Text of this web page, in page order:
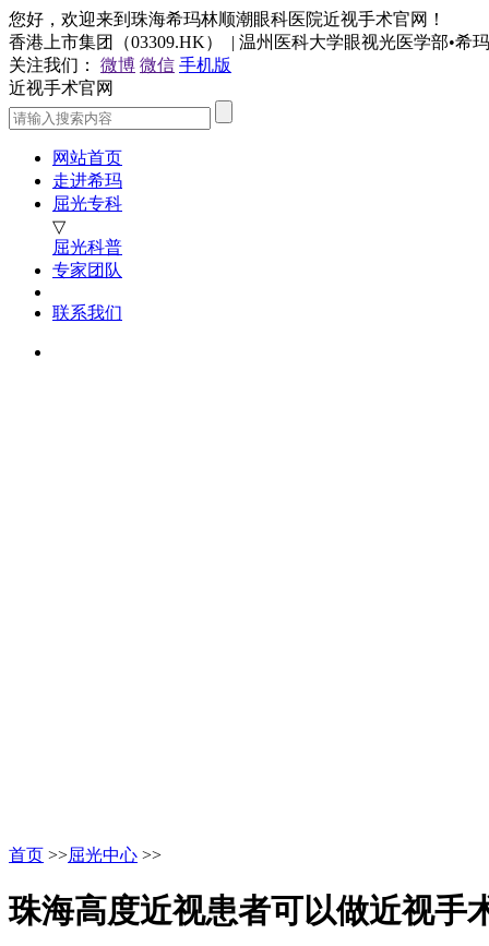
您好，欢迎来到珠海希玛林顺潮眼科医院近视手术官网！
香港上市集团（03309.HK） | 温州医科大学眼视光医学部•希
关注我们：
微博 微信 手机版
近视手术官网
网站首页
走进希玛
屈光专科
▽
屈光科普
专家团队
联系我们
首页 >>屈光中心 >>
珠海高度近视患者可以做近视手